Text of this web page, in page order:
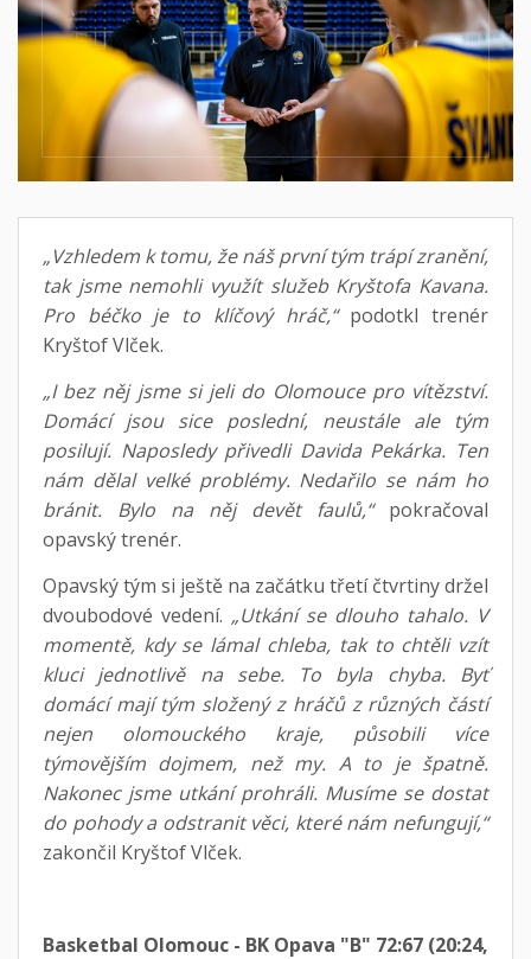
„Vzhledem k tomu, že náš první tým trápí zranění,
tak jsme nemohli využít služeb Kryštofa Kavana.
Pro béčko je to klíčový hráč,“podotkl trenér
Kryštof Vlček.
„I bez něj jsme si jeli do Olomouce pro vítězství.
Domácí jsou sice poslední, neustále ale tým
posilují. Naposledy přivedli Davida Pekárka. Ten
nám dělal velké problémy. Nedařilo se nám ho
bránit. Bylo na něj devět faulů,“pokračoval
opavský trenér.
Opavský tým si ještě na začátku třetí čtvrtiny držel
dvoubodové vedení. „Utkání se dlouho tahalo. V
momentě, kdy se lámal chleba, tak to chtěli vzít
kluci jednotlivě na sebe. To byla chyba. Byť
domácí mají tým složený z hráčů z různých částí
nejen olomouckého kraje, působili více
týmovějším dojmem, než my. A to je špatně.
Nakonec jsme utkání prohráli. Musíme se dostat
do pohody a odstranit věci, které nám nefungují,“
zakončil Kryštof Vlček.
Basketbal Olomouc - BK Opava "B" 72:67 (20:24,